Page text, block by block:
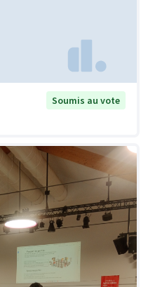
Soumis au vote